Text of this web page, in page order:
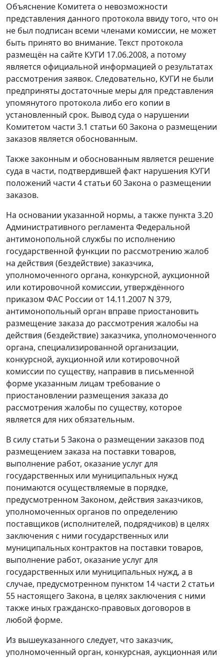
Объяснение Комитета о невозможности
представления данного протокола ввиду того, что он
не был подписан всеми членами комиссии, не может
быть принято во внимание. Текст протокола
размещён на сайте КУГИ 17.06.2008, а потому
является официальной информацией о результатах
рассмотрения заявок. Следовательно, КУГИ не были
предприняты достаточные меры для представления
упомянутого протокола либо его копии в
установленный срок. Вывод суда о нарушении
Комитетом части 3.1 статьи 60 Закона о размещении
заказов является обоснованным.
Также законным и обоснованным является решение
суда в части, подтвердившей факт нарушения КУГИ
положений части 4 статьи 60 Закона о размещении
заказов.
На основании указанной нормы, а также пункта 3.20
Административного регламента Федеральной
антимонопольной службы по исполнению
государственной функции по рассмотрению жалоб
на действия (бездействие) заказчика,
уполномоченного органа, конкурсной, аукционной
или котировочной комиссии, утверждённого
приказом ФАС России от 14.11.2007 N 379,
антимонопольный орган вправе приостановить
размещение заказа до рассмотрения жалобы на
действия (бездействие) заказчика, уполномоченного
органа, специализированной организации,
конкурсной, аукционной или котировочной
комиссии по существу, направив в письменной
форме указанным лицам требование о
приостановлении размещения заказа до
рассмотрения жалобы по существу, которое
является для них обязательным.
В силу статьи 5 Закона о размещении заказов под
размещением заказа на поставки товаров,
выполнение работ, оказание услуг для
государственных или муниципальных нужд
понимаются осуществляемые в порядке,
предусмотренном Законом, действия заказчиков,
уполномоченных органов по определению
поставщиков (исполнителей, подрядчиков) в целях
заключения с ними государственных или
муниципальных контрактов на поставки товаров,
выполнение работ, оказание услуг для
государственных или муниципальных нужд, а в
случае, предусмотренном пунктом 14 части 2 статьи
55 настоящего Закона, в целях заключения с ними
также иных гражданско-правовых договоров в
любой форме.
Из вышеуказанного следует, что заказчик,
уполномоченный орган, конкурсная, аукционная или